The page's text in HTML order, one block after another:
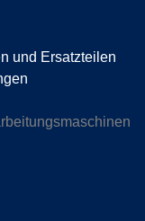
und Ersatzteilen